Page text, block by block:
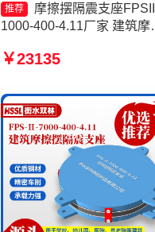
推荐
摩擦摆隔震支座
1000-400-4.11厂家 建筑摩
隔震支座FPSII-7000-400-
座源头工厂
￥23135